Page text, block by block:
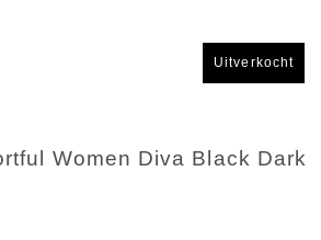
Uitverkocht
Women Diva Black Dark